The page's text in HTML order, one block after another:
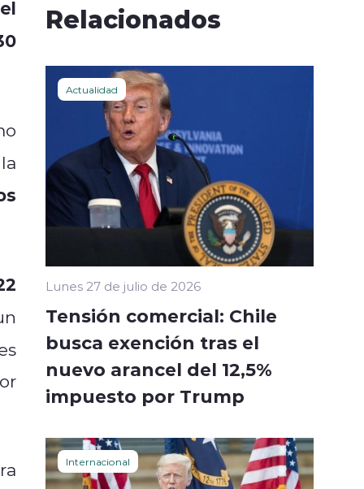
Relacionados
Actualidad
Lunes 27 de julio de 2026
Tensión comercial: Chile
busca exención tras el
nuevo arancel del 12,5%
impuesto por Trump
Internacional